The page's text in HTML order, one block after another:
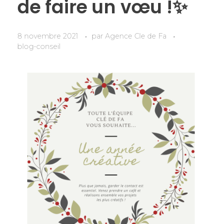
de faire un vœu !✨
8 novembre 2021 par Agence Cle de Fa
blog-conseil